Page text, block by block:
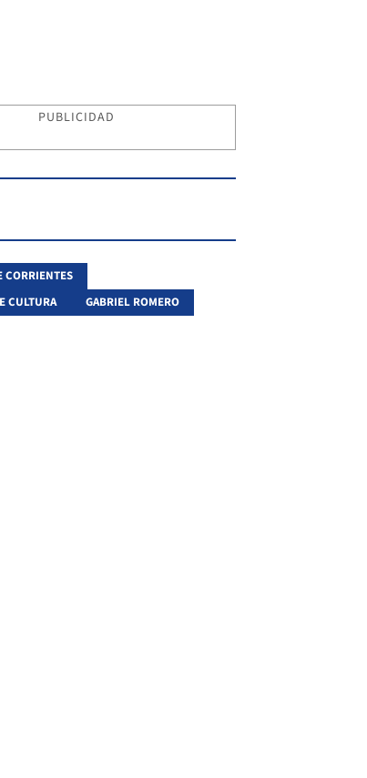
PUBLICIDAD
CORRIENTES
CULTURA
GABRIEL ROMERO